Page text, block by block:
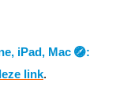
iPad, Mac
:
link.​​​​​​​